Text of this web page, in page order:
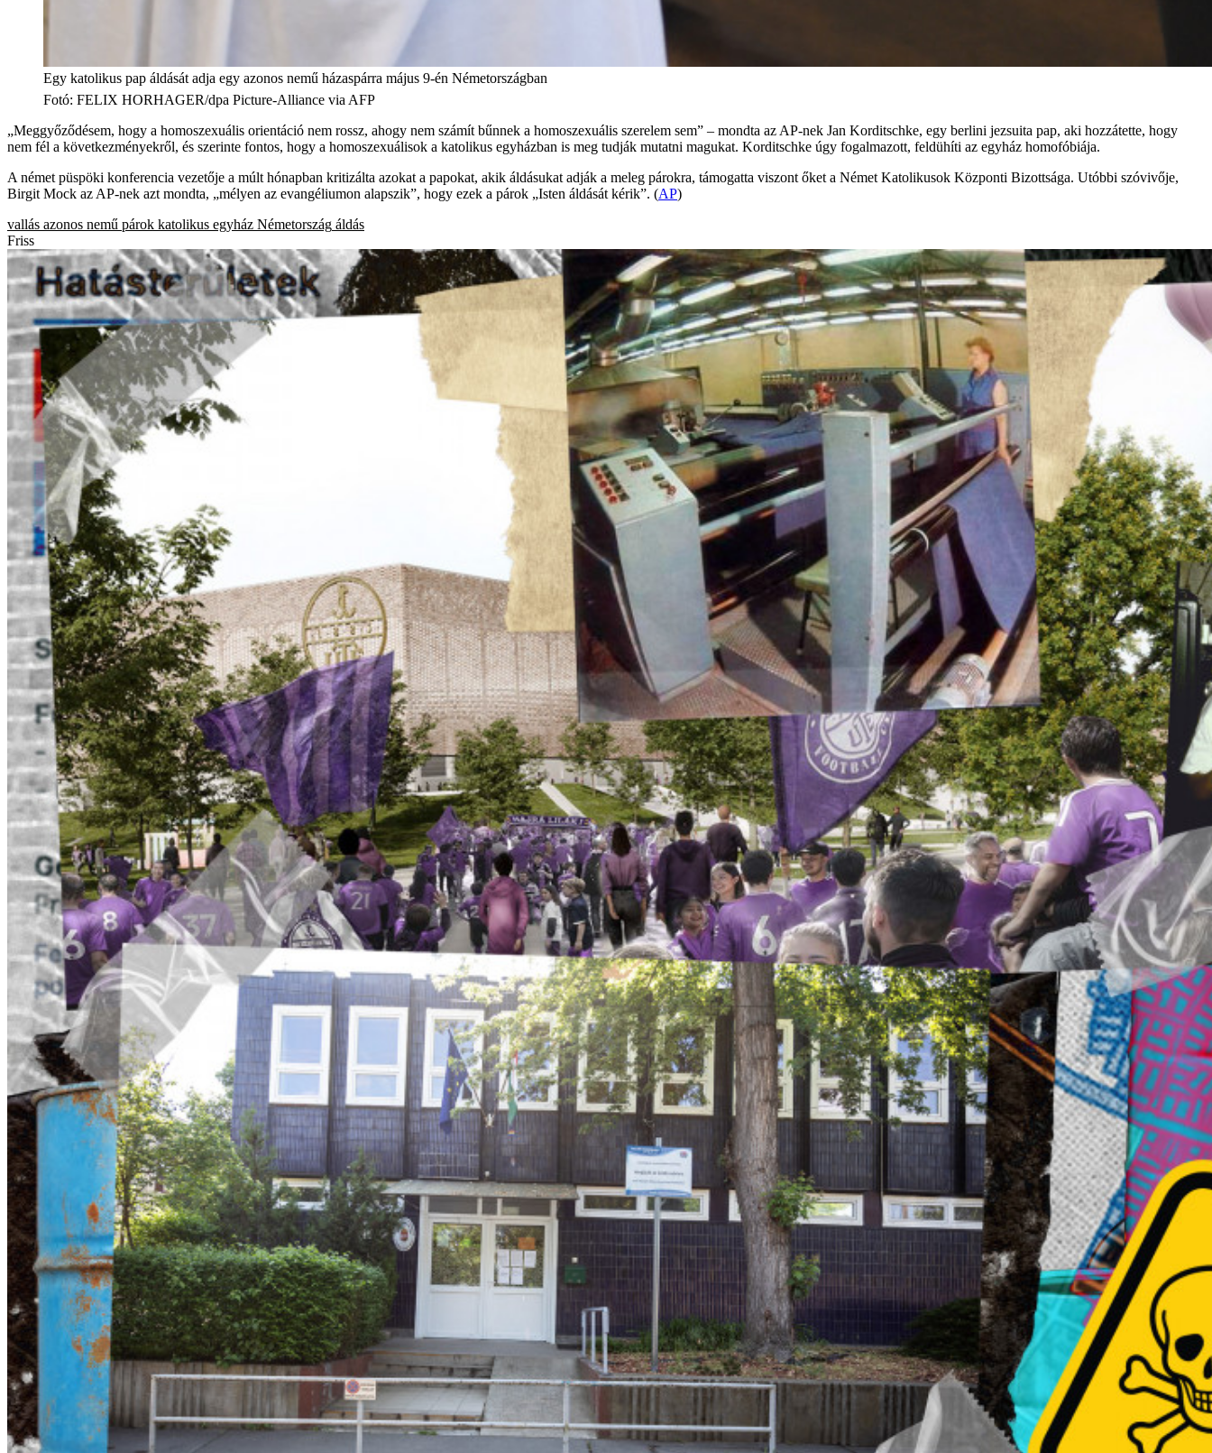
Egy katolikus pap áldását adja egy azonos nemű házaspárra május 9-én Németországban
Fotó: FELIX HORHAGER/dpa Picture-Alliance via AFP
„Meggyőződésem, hogy a homoszexuális orientáció nem rossz, ahogy nem számít bűnnek a homoszexuális szerelem sem” – mondta az AP-nek Jan Korditschke, egy berlini jezsuita pap, aki hozzátette, hogy
nem fél a következményekről, és szerinte fontos, hogy a homoszexuálisok a katolikus egyházban is meg tudják mutatni magukat. Korditschke úgy fogalmazott, feldühíti az egyház homofóbiája.
A német püspöki konferencia vezetője a múlt hónapban kritizálta azokat a papokat, akik áldásukat adják a meleg párokra, támogatta viszont őket a Német Katolikusok Központi Bizottsága. Utóbbi szóvivője,
Birgit Mock az AP-nek azt mondta, „mélyen az evangéliumon alapszik”, hogy ezek a párok „Isten áldását kérik”. (AP)
vallás azonos nemű párok katolikus egyház Németország áldás
Friss